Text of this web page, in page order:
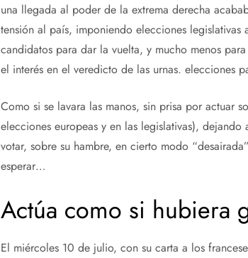
una llegada al poder de la extrema derecha
tensión al país, imponiendo elecciones
candidatos para dar la vuelta, y mucho menos
el interés en el veredicto de las urnas. elecciones
Como si se lavara las manos, sin prisa por actuar
elecciones europeas y en las legislativas),
votar, sobre su hambre, en cierto modo
esperar…
Actúa como si hubiera
El miércoles 10 de julio, con su carta a los